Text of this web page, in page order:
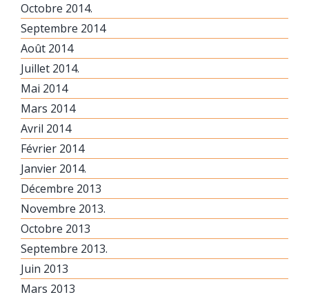
Octobre 2014.
Septembre 2014
Août 2014
Juillet 2014.
Mai 2014
Mars 2014
Avril 2014
Février 2014
Janvier 2014.
Décembre 2013
Novembre 2013.
Octobre 2013
Septembre 2013.
Juin 2013
Mars 2013